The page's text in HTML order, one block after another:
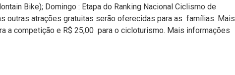
Bike); Domingo : Etapa do Ranking Nacional Ciclismo de
outras atrações gratuitas serão oferecidas para as famílias. Mais
a competição e R$ 25,00 para o cicloturismo. Mais informações